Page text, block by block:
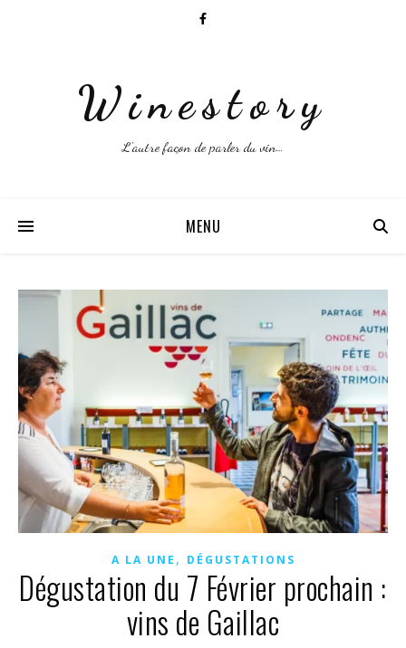
Winestory
L'autre façon de parler du vin…
MENU
A LA UNE , DÉGUSTATIONS
Dégustation du 7 Février prochain :
vins de Gaillac